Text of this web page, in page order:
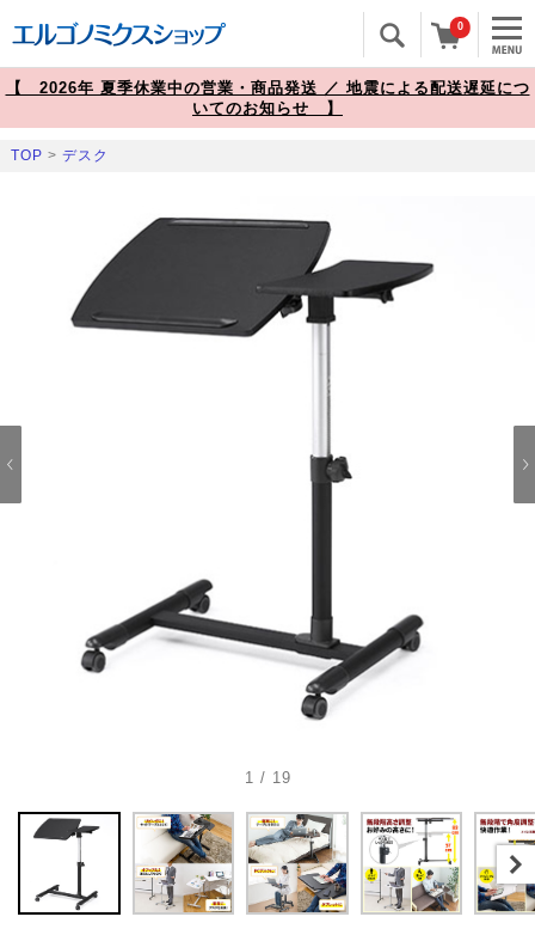
0
【 2026年 夏季休業中の営業・商品発送 ／ 地震による配送遅延につ
いてのお知らせ 】
TOP > デスク
1 / 19